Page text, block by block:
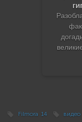
Filmora 14